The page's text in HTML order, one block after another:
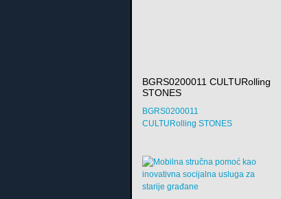
BGRS0200011 CULTURolling
STONES
BGRS0200011
CULTURolling STONES